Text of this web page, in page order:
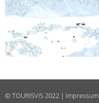
©TOURISVIS2022 | Impressum